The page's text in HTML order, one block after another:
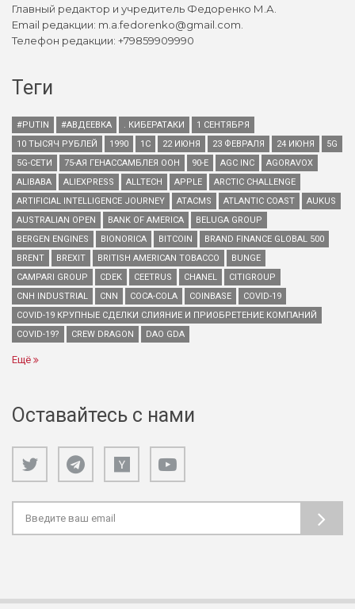
Главный редактор и учредитель Федоренко М.А.
Email редакции: m.a.fedorenko@gmail.com.
Телефон редакции: +79859909990
Теги
#PUTIN #АВДЕЕВКА . КИБЕРАТАКИ
1 СЕНТЯБРЯ
10 ТЫСЯЧ РУБЛЕЙ
1990 1С 22 ИЮНЯ 23 ФЕВРАЛЯ 24 ИЮНЯ
5G
5G-СЕТИ
75-АЯ ГЕНАССАМБЛЕЯ ООН 90-Е AGC INC
AGORAVOX
ALIBABA
ALIEXPRESS ALLTECH APPLE
ARCTIC CHALLENGE
ARTIFICIAL INTELLIGENCE JOURNEY
ATACMS ATLANTIC COAST
AUKUS
AUSTRALIAN OPEN
BANK OF AMERICA
BELUGA GROUP
BERGEN ENGINES
BIONORICA BITCOIN
BRAND FINANCE GLOBAL 500
BRENT
BREXIT BRITISH AMERICAN TOBACCO
BUNGE
CAMPARI GROUP
CDEK CEETRUS CHANEL
CITIGROUP
CNH INDUSTRIAL
CNN COCA-COLA COINBASE
COVID-19
COVID-19 КРУПНЫЕ СДЕЛКИ СЛИЯНИЕ И ПРИОБРЕТЕНИЕ КОМПАНИЙ
COVID-19?
CREW DRAGON DAO GDA
Ещё
Оставайтесь с нами